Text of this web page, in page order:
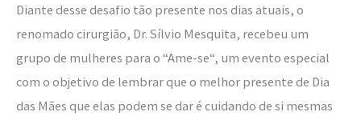
Diante desse desafio tão presente nos dias atuais, o
renomado cirurgião, Dr. Sílvio Mesquita, recebeu um
grupo de mulheres para o “Ame-se“, um evento especial
com o objetivo de lembrar que o melhor presente de Dia
das Mães que elas podem se dar é cuidando de si mesmas